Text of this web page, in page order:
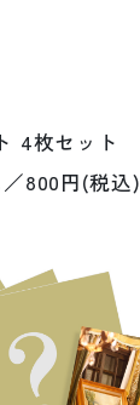
4枚セット
800円(税込)